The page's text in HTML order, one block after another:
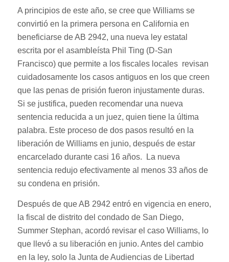
A principios de este año, se cree que Williams se
convirtió en la primera persona en California en
beneficiarse de AB 2942, una nueva ley estatal
escrita por el asambleísta Phil Ting (D-San
Francisco) que permite a los fiscales locales revisan
cuidadosamente los casos antiguos en los que creen
que las penas de prisión fueron injustamente duras.
Si se justifica, pueden recomendar una nueva
sentencia reducida a un juez, quien tiene la última
palabra. Este proceso de dos pasos resultó en la
liberación de Williams en junio, después de estar
encarcelado durante casi 16 años. La nueva
sentencia redujo efectivamente al menos 33 años de
su condena en prisión.
Después de que AB 2942 entró en vigencia en enero,
la fiscal de distrito del condado de San Diego,
Summer Stephan, acordó revisar el caso Williams, lo
que llevó a su liberación en junio. Antes del cambio
en la ley, solo la Junta de Audiencias de Libertad